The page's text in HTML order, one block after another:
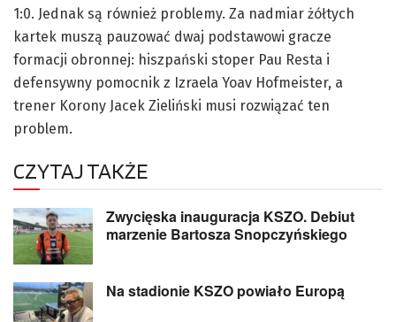
1:0. Jednak są również problemy. Za nadmiar żółtych
kartek muszą pauzować dwaj podstawowi gracze
formacji obronnej: hiszpański stoper Pau Resta i
defensywny pomocnik z Izraela Yoav Hofmeister, a
trener Korony Jacek Zieliński musi rozwiązać ten
problem.
CZYTAJ TAKŻE
Zwycięska inauguracja KSZO. Debiut
marzenie Bartosza Snopczyńskiego
Na stadionie KSZO powiało Europą